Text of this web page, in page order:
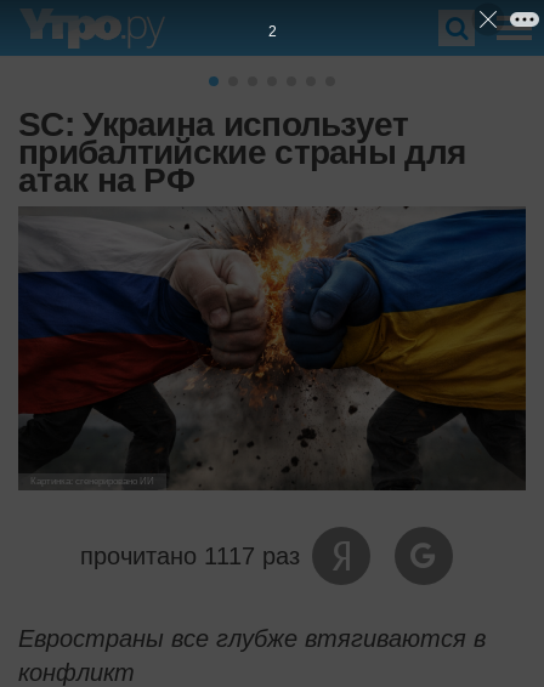
SC: Украина использует
прибалтийские страны для
атак на РФ
Картинка: сгенерировано ИИ
прочитано 1117 раз
Евространы все глубже втягиваются в
конфликт
1